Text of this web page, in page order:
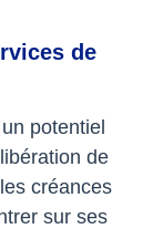
de
potentiel
de
créances
sur ses